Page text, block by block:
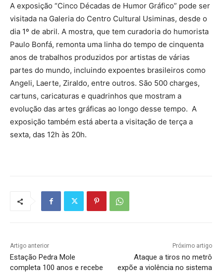
A exposição “Cinco Décadas de Humor Gráfico” pode ser
visitada na Galeria do Centro Cultural Usiminas, desde o
dia 1º de abril. A mostra, que tem curadoria do humorista
Paulo Bonfá, remonta uma linha do tempo de cinquenta
anos de trabalhos produzidos por artistas de várias
partes do mundo, incluindo expoentes brasileiros como
Angeli, Laerte, Ziraldo, entre outros. São 500 charges,
cartuns, caricaturas e quadrinhos que mostram a
evolução das artes gráficas ao longo desse tempo. A
exposição também está aberta a visitação de terça a
sexta, das 12h às 20h.
Artigo anterior
Estação Pedra Mole
completa 100 anos e recebe
Próximo artigo
Ataque a tiros no metrô
expõe a violência no sistema